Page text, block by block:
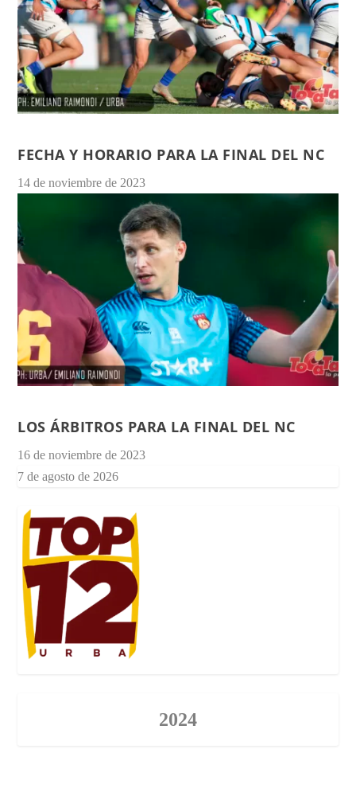
FECHA Y HORARIO PARA LA FINAL DEL NC
14 de noviembre de 2023
LOS ÁRBITROS PARA LA FINAL DEL NC
16 de noviembre de 2023
7 de agosto de 2026
2024